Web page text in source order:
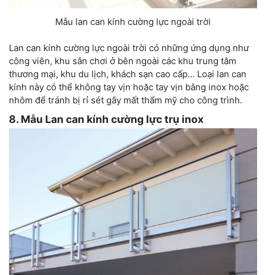
Mẫu lan can kính cường lực ngoài trời
Lan can kính cường lực ngoài trời có những ứng dụng như
công viên, khu sân chơi ở bên ngoài các khu trung tâm
thương mại, khu du lịch, khách sạn cao cấp… Loại lan can
kính này có thể không tay vịn hoặc tay vịn bằng inox hoặc
nhôm để tránh bị rỉ sét gây mất thẩm mỹ cho công trình.
8. Mẫu Lan can kính cường lực trụ inox